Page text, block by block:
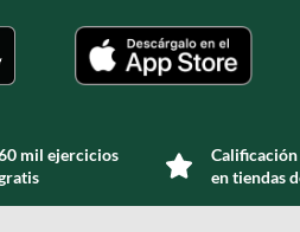
mil ejercicios
en tiendas